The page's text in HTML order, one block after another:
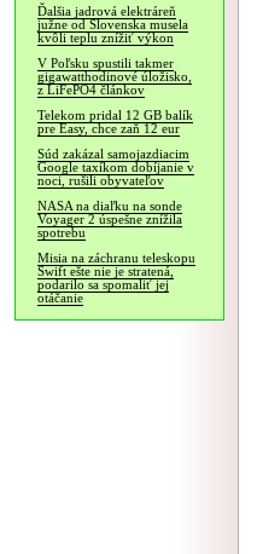
Ďalšia jadrová elektráreň
južne od Slovenska musela
kvôli teplu znížiť výkon
V Poľsku spustili takmer
gigawatthodinové úložisko,
z LiFePO4 článkov
Telekom pridal 12 GB balík
pre Easy, chce zaň 12 eur
Súd zakázal samojazdiacim
Google taxíkom dobíjanie v
noci, rušili obyvateľov
NASA na diaľku na sonde
Voyager 2 úspešne znížila
spotrebu
Misia na záchranu teleskopu
Swift ešte nie je stratená,
podarilo sa spomaliť jej
otáčanie